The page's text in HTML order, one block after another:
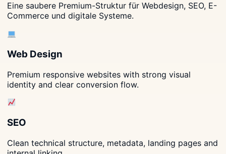
Eine saubere Premium-Struktur für Webdesign, SEO, E-
Commerce und digitale Systeme.
Web Design
Premium responsive websites with strong visual
identity and clear conversion flow.
SEO
Clean technical structure, metadata, landing pages and